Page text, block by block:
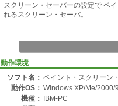
スクリーン・セーバーの設定で ペ
れるスクリーン・セーバ。
動作環境
ソフト名： ペイント・スクリーン
動作OS： Windows XP/Me/2000/
機種：
IBM-PC